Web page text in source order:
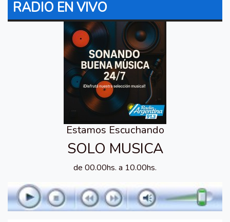
RADIO EN VIVO
Estamos Escuchando
SOLO MUSICA
de 00.00hs. a 10.00hs.